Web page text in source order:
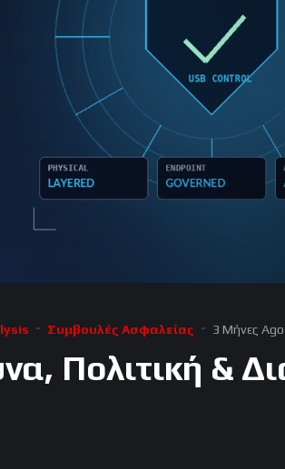
Συμβουλές Ασφαλείας 3 Μήνες Ago
Πολιτική &